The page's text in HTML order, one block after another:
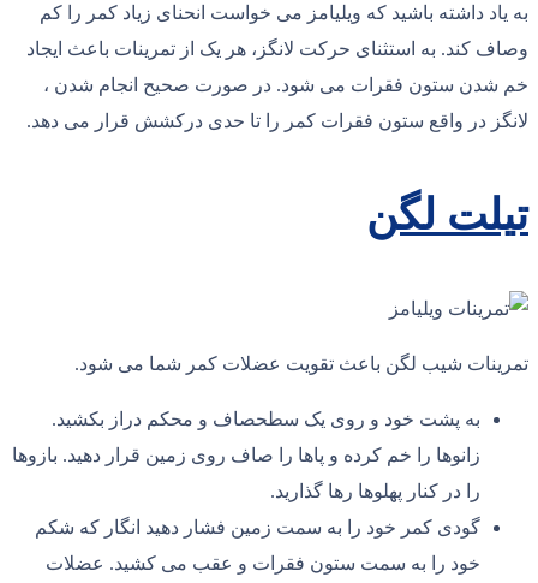
به یاد داشته باشید که ویلیامز می خواست انحنای زیاد کمر را کم
وصاف کند. به استثنای حرکت لانگز، هر یک از تمرینات باعث ایجاد
خم شدن ستون فقرات می شود. در صورت صحیح انجام شدن ،
لانگز در واقع ستون فقرات کمر را تا حدی درکشش قرار می دهد.
تیلت لگن
تمرینات شیب لگن باعث تقویت عضلات کمر شما می شود.
به پشت خود و روی یک سطحصاف و محکم دراز بکشید.
زانوها را خم کرده و پاها را صاف روی زمین قرار دهید. بازوها
را در کنار پهلوها رها گذارید.
گودی کمر خود را به سمت زمین فشار دهید انگار که شکم
خود را به سمت ستون فقرات و عقب می کشید. عضلات